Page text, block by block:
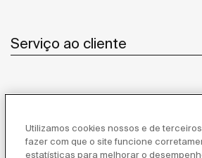
Serviço ao cliente
Utilizamos cookies nossos e de
fazer com que o site funcione
estatísticas para melhorar o